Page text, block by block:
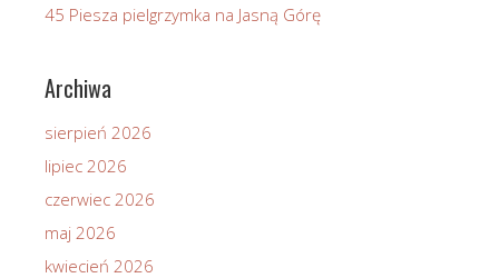
45 Piesza pielgrzymka na Jasną Górę
Archiwa
sierpień 2026
lipiec 2026
czerwiec 2026
maj 2026
kwiecień 2026